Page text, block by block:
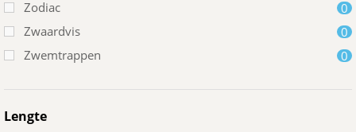
Zodiac
0
Zwaardvis
0
Zwemtrappen
0
Lengte